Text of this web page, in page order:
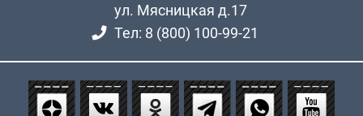
ул. Мясницкая д.17
Тел: 8 (800) 100-99-21